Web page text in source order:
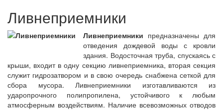
Ливнеприемники
Ливнеприемники предназначены для
отведения дождевой воды с кровли
здания. Водосточная труба, спускаясь с
крыши, входит в одну секцию ливнеприемника, вторая секция
служит гидрозатвором и в свою очередь снабжена сеткой для
сбора мусора. Ливнеприемники изготавливаются из
ударопрочного полипропилена, устойчивого к любым
атмосферным воздействиям. Наличие всевозможных отводов